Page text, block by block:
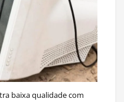
baixa qualidade com